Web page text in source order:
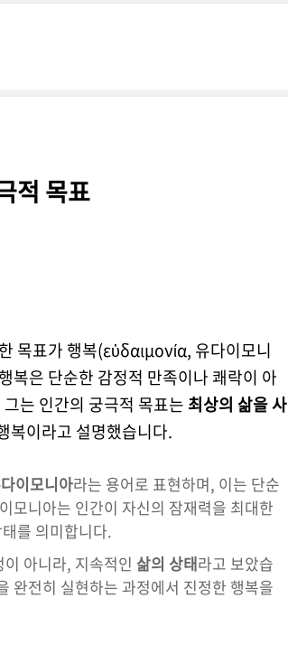
적 목표
목표가 행복(εὐδαιμονία, 유다이모니
복은 단순한 감정적 만족이나 쾌락이 아
는 인간의 궁극적 목표는 최상의 삶을 사
복이라고 설명했습니다.
이모니아라는 용어로 표현하며, 이는 단순
모니아는 인간이 자신의 잠재력을 최대한
를 의미합니다.
아니라, 지속적인 삶의 상태라고 보았습
완전히 실현하는 과정에서 진정한 행복을